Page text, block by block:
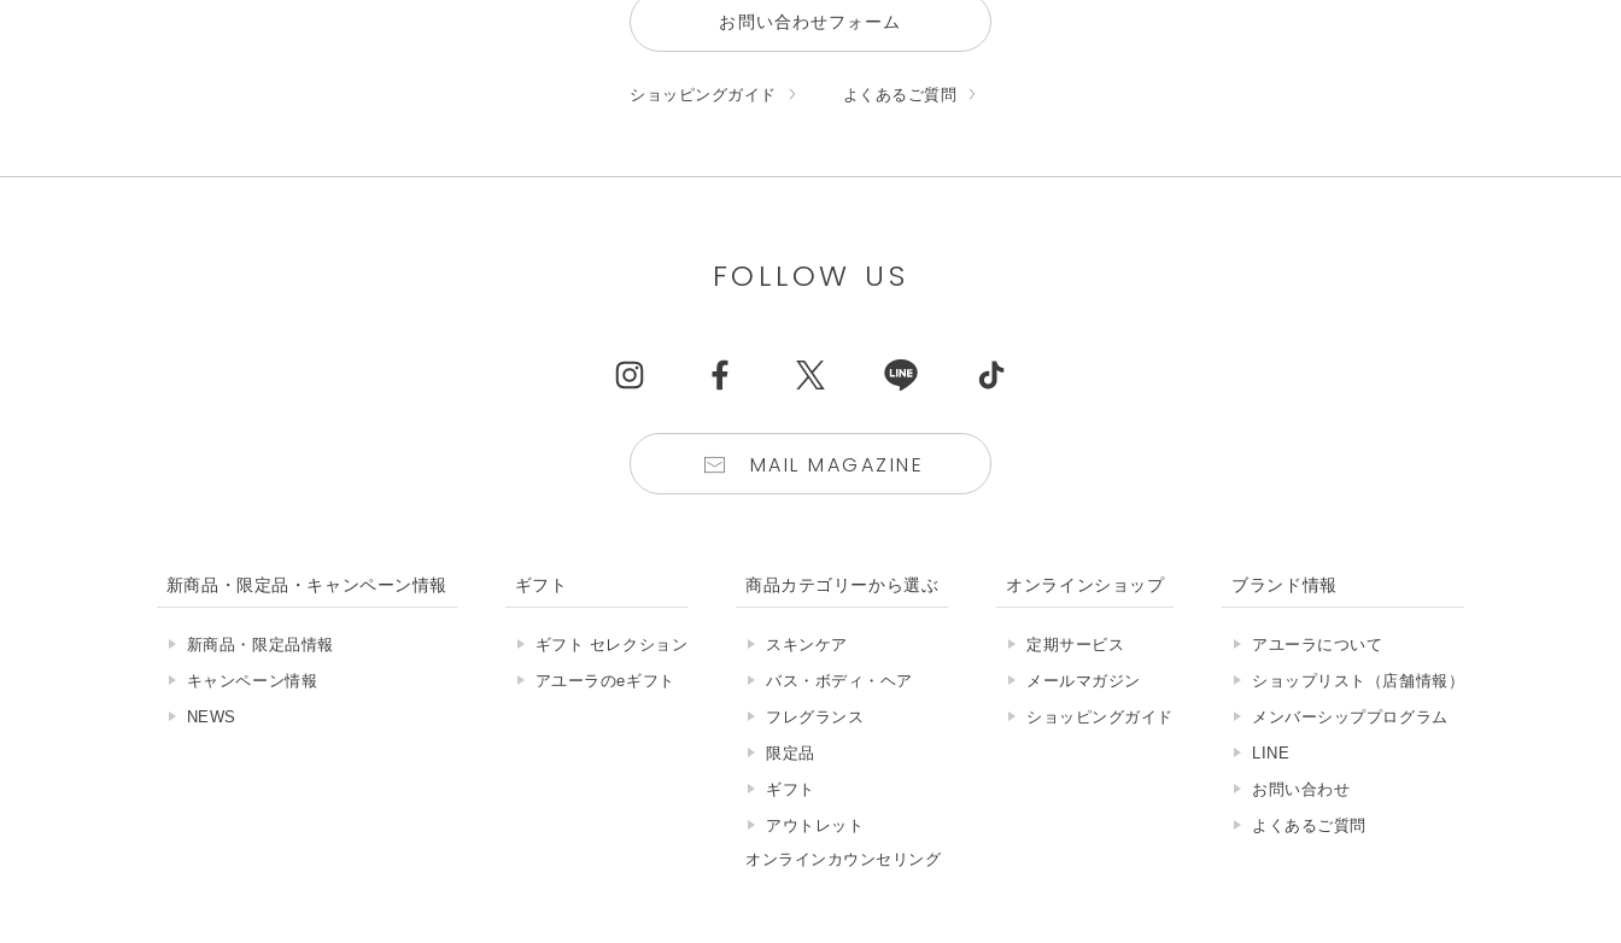
お問い合わせフォーム
ショッピングガイド よくあるご質問
FOLLOW US
MAIL MAGAZINE
新商品・限定品・キャンペーン情報
新商品・限定品情報
キャンペーン情報
NEWS
ギフト
ギフト セレクション
アユーラのeギフト
商品カテゴリーから選ぶ
スキンケア
バス・ボディ・ヘア
フレグランス
限定品
ギフト
アウトレット
オンラインカウンセリング
オンラインショップ
定期サービス
メールマガジン
ショッピングガイド
ブランド情報
アユーラについて
ショップリスト（店舗情報）
メンバーシッププログラム
LINE
お問い合わせ
よくあるご質問